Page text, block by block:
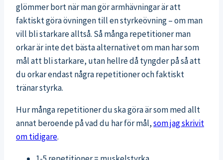
glömmer bort när man gör armhävningar är att
faktiskt göra övningen till en styrkeövning – om man
vill bli starkare alltså. Så många repetitioner man
orkar är inte det bästa alternativet om man har som
mål att bli starkare, utan hellre då tyngder på så att
du orkar endast några repetitioner och faktiskt
tränar styrka.
Hur många repetitioner du ska göra är som med allt
annat beroende på vad du har för mål,som jag skrivit
om tidigare.